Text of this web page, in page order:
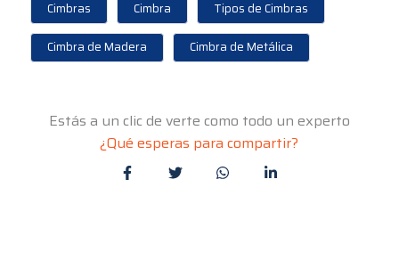
Cimbras Cimbra Tipos de Cimbras
Cimbra de Madera Cimbra de Metálica
Estás a un clic de verte como todo un experto
¿Qué esperas para compartir?